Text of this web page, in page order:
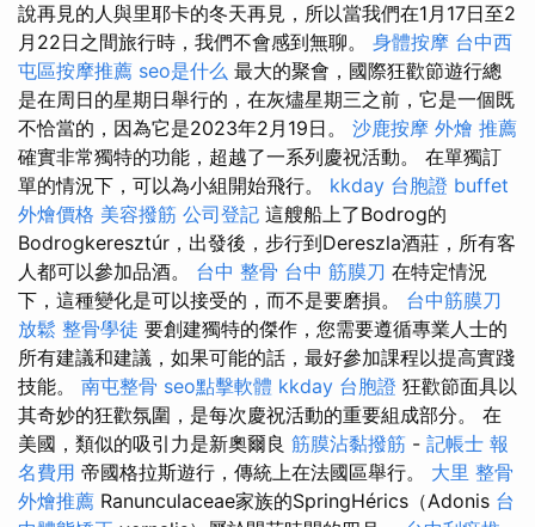
說再見的人與里耶卡的冬天再見，所以當我們在1月17日至2
月22日之間旅行時，我們不會感到無聊。 身體按摩 台中西
屯區按摩推薦 seo是什么 最大的聚會，國際狂歡節遊行總
是在周日的星期日舉行的，在灰燼星期三之前，它是一個既
不恰當的，因為它是2023年2月19日。 沙鹿按摩 外燴 推薦
確實非常獨特的功能，超越了一系列慶祝活動。 在單獨訂
單的情況下，可以為小組開始飛行。 kkday 台胞證 buffet
外燴價格 美容撥筋 公司登記 這艘船上了Bodrog的
Bodrogkeresztúr，出發後，步行到Dereszla酒莊，所有客
人都可以參加品酒。 台中 整骨 台中 筋膜刀 在特定情況
下，這種變化是可以接受的，而不是要磨損。 台中筋膜刀
放鬆 整骨學徒 要創建獨特的傑作，您需要遵循專業人士的
所有建議和建議，如果可能的話，最好參加課程以提高實踐
技能。 南屯整骨 seo點擊軟體 kkday 台胞證 狂歡節面具以
其奇妙的狂歡氛圍，是每次慶祝活動的重要組成部分。 在
美國，類似的吸引力是新奧爾良 筋膜沾黏撥筋 - 記帳士 報
名費用 帝國格拉斯遊行，傳統上在法國區舉行。 大里 整骨
外燴推薦 Ranunculaceae家族的SpringHérics（Adonis 台